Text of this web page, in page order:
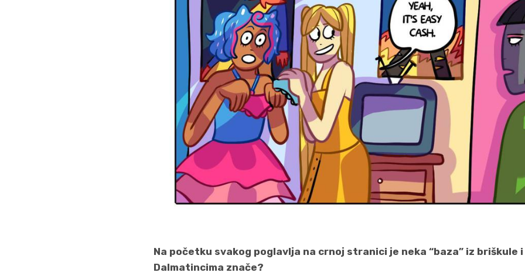
Na početku svakog poglavlja na crnoj stranici je neka “baza” iz briškule
Dalmatincima znače?